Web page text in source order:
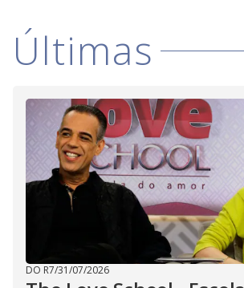
i
d
e
o
Últimas
DO R7/31/07/2026